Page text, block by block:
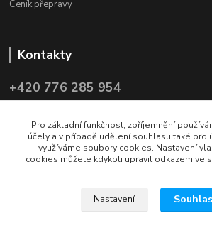
Ceník přepravy
Kontakty
+420 776 285 954
Upravit sběr cookies.
Pro základní funkčnost, zpříjemnění
účely a v případě udělení souhlasu také pro
využíváme soubory cookies. Nastavení
cookies můžete kdykoli upravit odkazem ve
Nastavení